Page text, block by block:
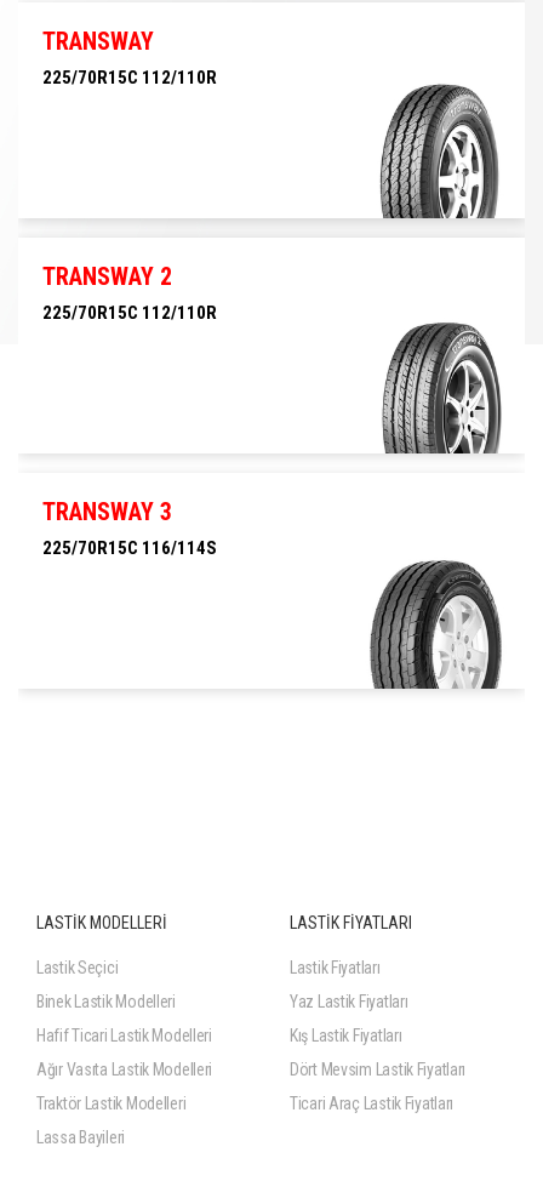
TRANSWAY
225/70R15C 112/110R
TRANSWAY 2
225/70R15C 112/110R
TRANSWAY 3
225/70R15C 116/114S
LASTİK MODELLERİ
Lastik Seçici
Binek Lastik Modelleri
Hafif Ticari Lastik Modelleri
Ağır Vasıta Lastik Modelleri
Traktör Lastik Modelleri
Lassa Bayileri
LASTİK FİYATLARI
Lastik Fiyatları
Yaz Lastik Fiyatları
Kış Lastik Fiyatları
Dört Mevsim Lastik Fiyatları
Ticari Araç Lastik Fiyatları